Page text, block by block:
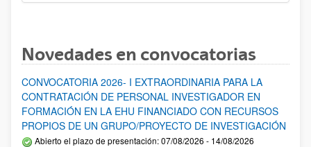
Novedades en convocatorias
CONVOCATORIA 2026- I EXTRAORDINARIA PARA LA
CONTRATACIÓN DE PERSONAL INVESTIGADOR EN
FORMACIÓN EN LA EHU FINANCIADO CON RECURSOS
PROPIOS DE UN GRUPO/PROYECTO DE INVESTIGACIÓN
Abierto el plazo de presentación: 07/08/2026 - 14/08/2026